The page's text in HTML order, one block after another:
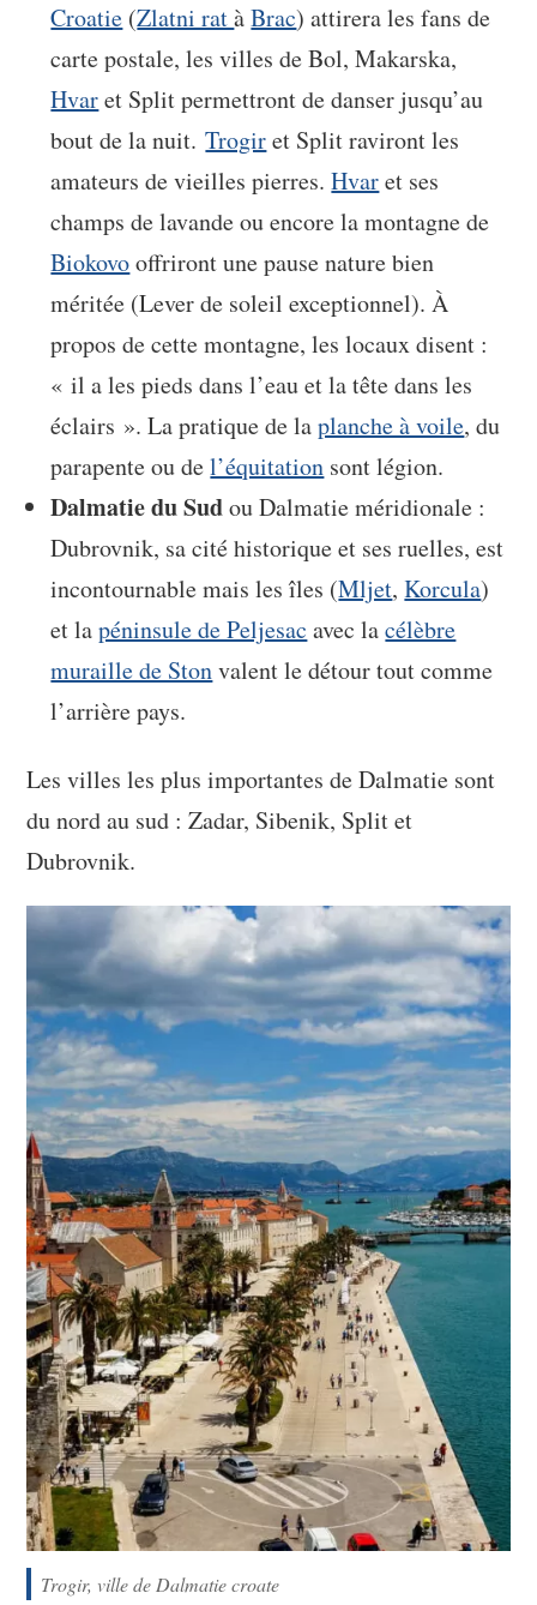
Croatie (Zlatni ratàBrac) attirera les fans de
carte postale, les villes de Bol, Makarska,
Hvaret Split permettront de danser jusqu’au
bout de la nuit.Trogiret Split raviront les
amateurs de vieilles pierres.Hvaret ses
champs de lavande ou encore la montagne de
Biokovooffriront une pause nature bien
méritée (Lever de soleil exceptionnel). À
propos de cette montagne, les locaux disent :
« il a les pieds dans l’eau et la tête dans les
éclairs ». La pratique de laplanche à voile, du
parapente ou del’équitation sont légion.
Dalmatie du Sudou Dalmatie méridionale :
Dubrovnik, sa cité historique et ses ruelles, est
incontournable mais les îles (Mljet,Korcula)
et lapéninsule de Peljesac avec lacélèbre
muraille de Stonvalent le détour tout comme
l’arrière pays.
Les villes les plus importantes de Dalmatie sont
du nord au sud : Zadar, Sibenik, Split et
Dubrovnik.
Trogir, ville de Dalmatie croate